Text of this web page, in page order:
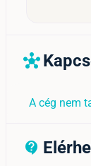
hub
A cég nem